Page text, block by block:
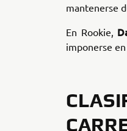
mantenerse
En Rookie,
imponerse